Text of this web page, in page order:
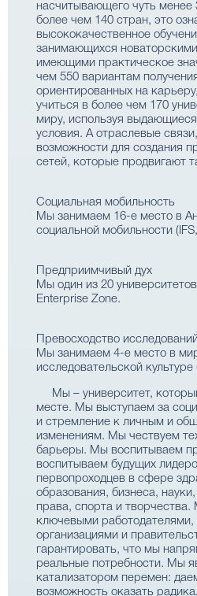
насчитывающего чуть менее
более чем 140 стран, это
высококачественное
занимающихся
имеющими практическое
чем 550 вариантам
ориентированных на
учиться в более чем 170
миру, используя
условия. А отраслевые
возможности для создания
сетей, которые продвигают
Социальная мобильность
Мы занимаем 16-е место в
социальной мобильности
Предприимчивый дух
Мы один из 20
Enterprise Zone.
Превосходство
Мы занимаем 4-е место в
исследовательской культуре
Мы – университет,
месте. Мы выступаем за
и стремление к личным и
изменениям. Мы чествуем
барьеры. Мы воспитываем
воспитываем будущих
первопроходцев в сфере
образования, бизнеса,
права, спорта и
ключевыми
организациями и
гарантировать, что мы
реальные потребности. Мы
катализатором перемен:
возможность оказать